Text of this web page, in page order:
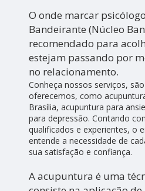
O onde marcar
Bandeirante (Núcleo
recomendado para
estejam passando por
no relacionamento.
Conheça nossos serviços,
oferecemos, como
Brasília, acupuntura para
para depressão. Contando
qualificados e experientes, o
entende a necessidade de
sua satisfação e confiança.
A acupuntura é uma